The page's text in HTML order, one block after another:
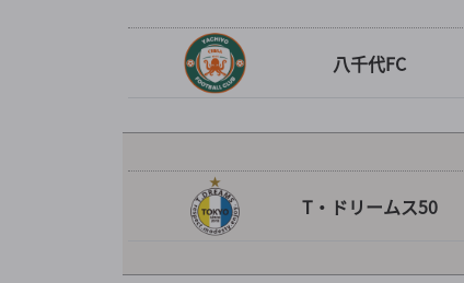
八千代FC
T・ドリームス50